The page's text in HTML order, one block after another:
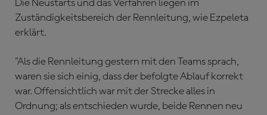
Die Neustarts und das Verfahren liegen im
Zuständigkeitsbereich der Rennleitung, wie Ezpeleta
erklärt.
"Als die Rennleitung gestern mit den Teams sprach,
waren sie sich einig, dass der befolgte Ablauf korrekt
war. Offensichtlich war mit der Strecke alles in
Ordnung; als entschieden wurde, beide Rennen neu